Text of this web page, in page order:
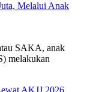
Melalui Anak
SAKA, anak
melakukan